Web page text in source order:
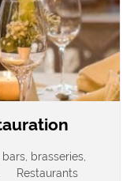
brasseries,
. Restaurants